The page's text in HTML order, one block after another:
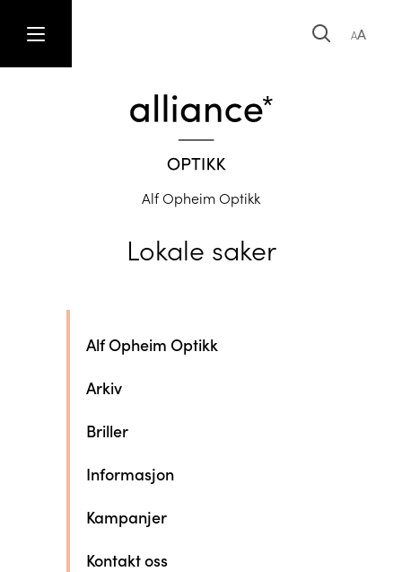
AA
Alf Opheim Optikk
Lokale saker
Alf Opheim Optikk
Arkiv
Briller
Informasjon
Kampanjer
Kontakt oss